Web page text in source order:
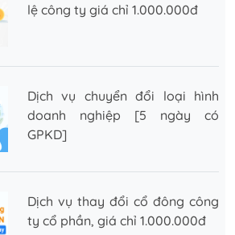
lệ công ty giá chỉ 1.000.000đ
Dịch vụ chuyển đổi loại hình
doanh nghiệp [5 ngày có
GPKD]
Dịch vụ thay đổi cổ đông công
ty cổ phần, giá chỉ 1.000.000đ